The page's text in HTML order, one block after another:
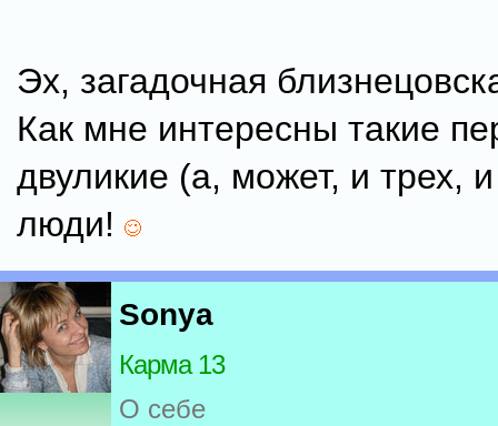
Эх, загадочная
Как мне интересны такие
двуликие (а, может, и трех,
люди!
Sonya
Карма 13
О себе